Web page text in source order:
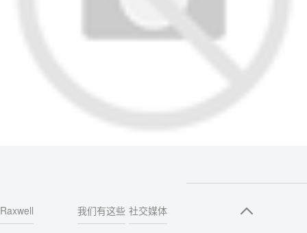
Raxwell 我们有这些 社交媒体